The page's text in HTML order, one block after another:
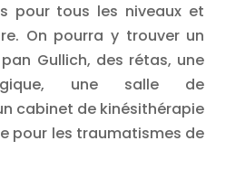
pour tous les niveaux et
On pourra y trouver un
Gullich, des rétas, une
une salle de
cabinet de kinésithérapie
pour les traumatismes de